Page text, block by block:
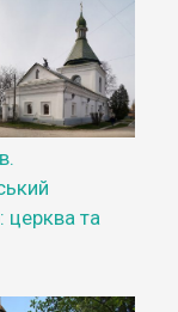
церква та